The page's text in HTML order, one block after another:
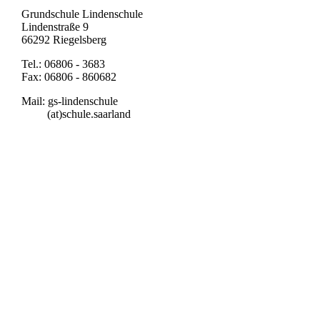
Grundschule Lindenschule
Lindenstraße 9
66292 Riegelsberg
Tel.: 06806 - 3683
Fax: 06806 - 860682
Mail: gs-lindenschule
(at)schule.saarland